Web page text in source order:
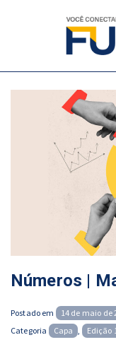
Números |
Postado em Posted
on
14 de maio de
Categoria
Capa , Edição